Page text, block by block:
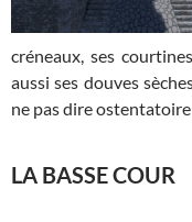
créneaux, ses
aussi ses douves
ne pas dire
LA BASSE COUR